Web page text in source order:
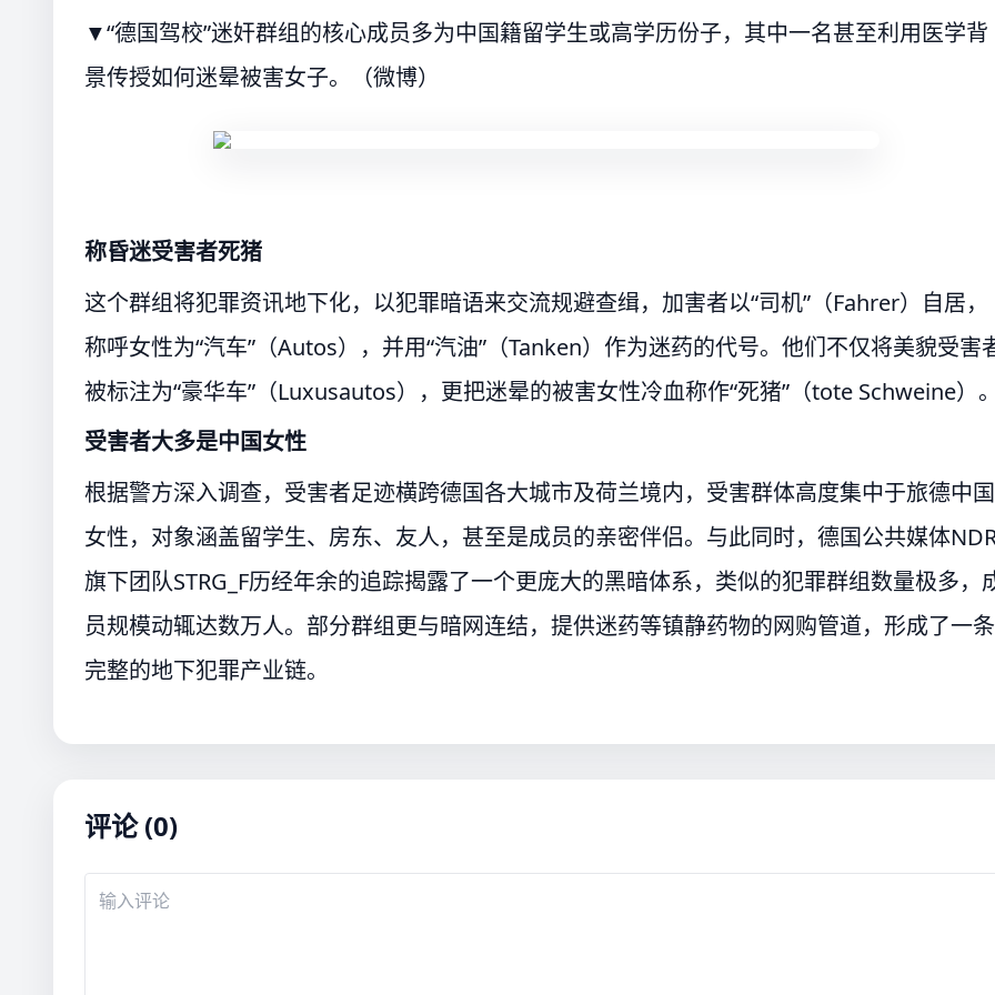
▼“德国驾校”迷奸群组的核心成员多为中国籍留学生或高学历份子，其中一名甚至利用医学背
景传授如何迷晕被害女子。（微博）
称昏迷受害者死猪
这个群组将犯罪资讯地下化，以犯罪暗语来交流规避查缉，加害者以“司机”（Fahrer）自居，
称呼女性为“汽车”（Autos），并用“汽油”（Tanken）作为迷药的代号。他们不仅将美貌受害
被标注为“豪华车”（Luxusautos），更把迷晕的被害女性冷血称作“死猪”（tote Schweine）
受害者大多是中国女性
根据警方深入调查，受害者足迹横跨德国各大城市及荷兰境内，受害群体高度集中于旅德中国
女性，对象涵盖留学生、房东、友人，甚至是成员的亲密伴侣。与此同时，德国公共媒体
旗下团队STRG_F历经年余的追踪揭露了一个更庞大的黑暗体系，类似的犯罪群组数量极多，
员规模动辄达数万人。部分群组更与暗网连结，提供迷药等镇静药物的网购管道，形成了一条
完整的地下犯罪产业链。
评论 (0)